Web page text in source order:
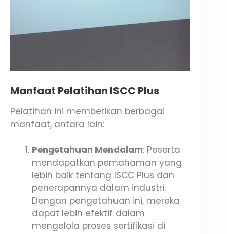
Manfaat Pelatihan ISCC Plus
Pelatihan ini memberikan berbagai
manfaat, antara lain:
Pengetahuan Mendalam: Peserta
mendapatkan pemahaman yang
lebih baik tentang ISCC Plus dan
penerapannya dalam industri.
Dengan pengetahuan ini, mereka
dapat lebih efektif dalam
mengelola proses sertifikasi di